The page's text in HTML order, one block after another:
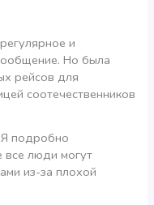
и
Но была
рейсов для
соотечественников
Я подробно
все люди могут
из-за плохой